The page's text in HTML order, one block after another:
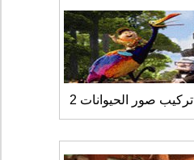
تركيب صور الحيوانات 2